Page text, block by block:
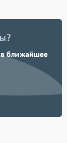
в ближайшее